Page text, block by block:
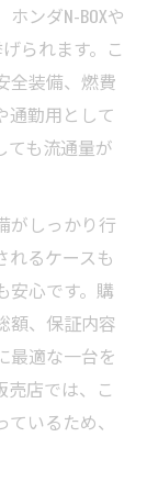
ンダN-BOXや
られます。こ
全装備、燃費
通勤用として
ても流通量が
がしっかり行
れるケースも
安心です。購
額、保証内容
最適な一台を
売店では、こ
いるため、